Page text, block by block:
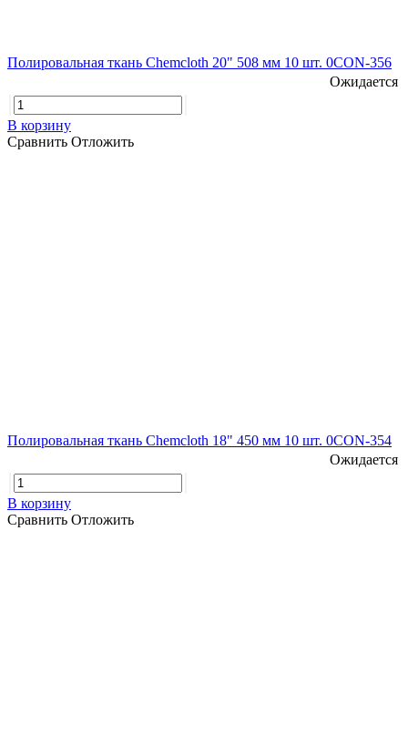
Полировальная ткань Chemcloth 20" 508 мм 10 шт. 0CON-356
Ожидается
В корзину
Сравнить Отложить
Полировальная ткань Chemcloth 18" 450 мм 10 шт. 0CON-354
Ожидается
В корзину
Сравнить Отложить